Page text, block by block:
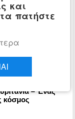
διαρκείας – Νέα
ομάδες ταχείας
Έξι χρόνια από τη
– Νίκος
«Κατοχυρώσαμε το
– Ένας
κόσμος
και
πατήστε